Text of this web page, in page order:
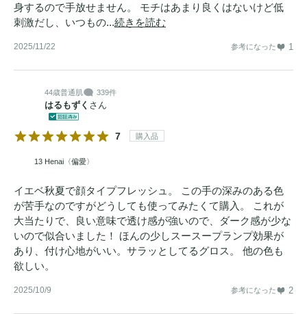
身するので手放せません。 モチはあまり良くはないけど低
刺激だし、いつもの...続きを読む
2025/11/22 参考になった 1
44歳普通肌 339件
はるもずく さん
7 購入品
13 Henai〈偏愛〉
イエベ秋夏で顔タイプフレッシュ。 この手の深みのある色
が苦手なのですがどうしても使ってみたくて購入。 これが
大当たりで、良い意味で透け感が強いので、ダーク感が少な
いので似合いました！ ほんの少しスースープランプ効果が
あり、付け心地がいい。サラッとしてるグロス。 他の色も
欲しい。
2025/10/9 参考になった 2